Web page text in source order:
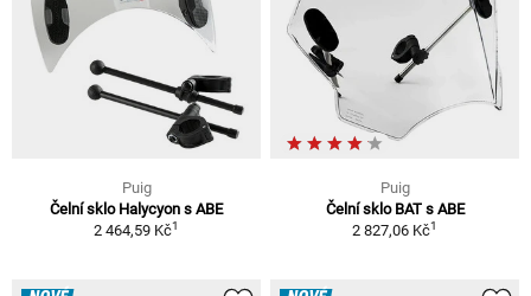
Puig
Čelní sklo Halycyon s ABE
2 464,59 Kč1
Puig
Čelní sklo BAT s ABE
2 827,06 Kč1